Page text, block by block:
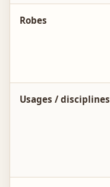
Robes
Usages / disciplines